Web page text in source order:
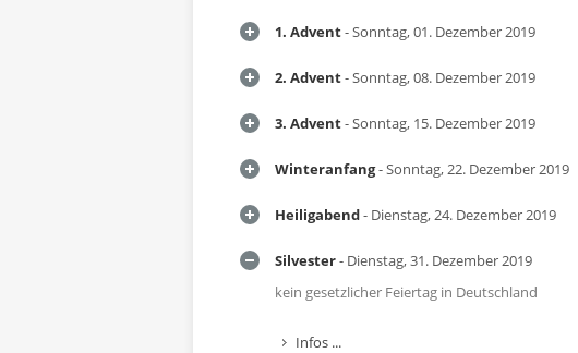
1. Advent- Sonntag, 01. Dezember 2019
2. Advent- Sonntag, 08. Dezember 2019
3. Advent- Sonntag, 15. Dezember 2019
Winteranfang- Sonntag, 22. Dezember 2019
Heiligabend- Dienstag, 24. Dezember 2019
Silvester- Dienstag, 31. Dezember 2019
kein gesetzlicher Feiertag in Deutschland
Infos ...